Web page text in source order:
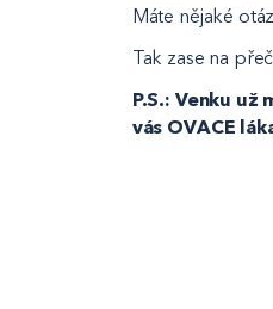
Máte nějaké
Tak zase na
P.S.: Venku už
vás OVACE